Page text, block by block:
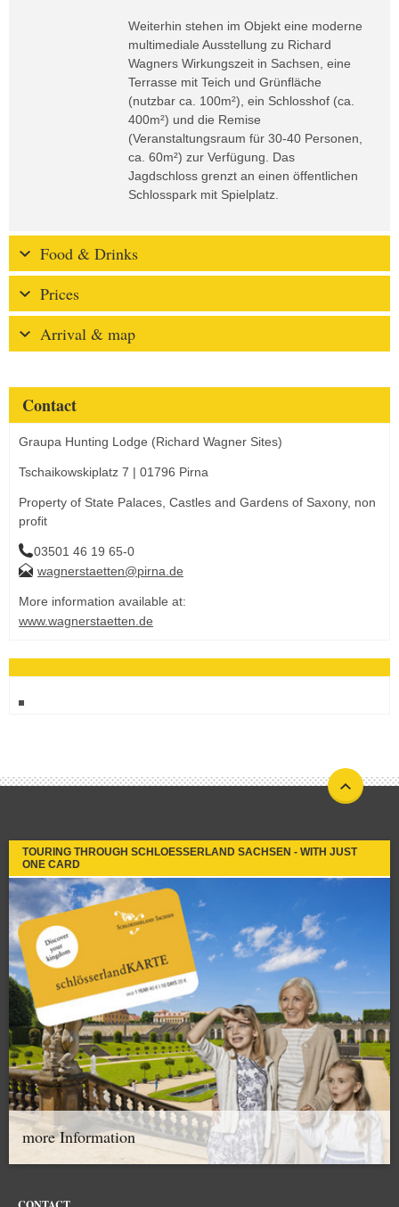
Weiterhin stehen im Objekt eine moderne
multimediale Ausstellung zu Richard
Wagners Wirkungszeit in Sachsen, eine
Terrasse mit Teich und Grünfläche
(nutzbar ca. 100m²), ein Schlosshof (ca.
400m²) und die Remise
(Veranstaltungsraum für 30-40 Personen,
ca. 60m²) zur Verfügung. Das
Jagdschloss grenzt an einen öffentlichen
Schlosspark mit Spielplatz.
Food & Drinks
Prices
Arrival & map
Contact
Graupa Hunting Lodge (Richard Wagner Sites)
Tschaikowskiplatz 7 | 01796 Pirna
Property of State Palaces, Castles and Gardens of Saxony, non
profit
03501 46 19 65-0
wagnerstaetten@pirna.de
More information available at:
www.wagnerstaetten.de
TOURING THROUGH SCHLOESSERLAND SACHSEN - WITH JUST
ONE CARD
more Information